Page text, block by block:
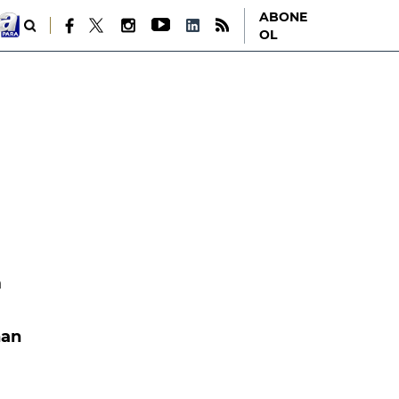
ABONE
OL